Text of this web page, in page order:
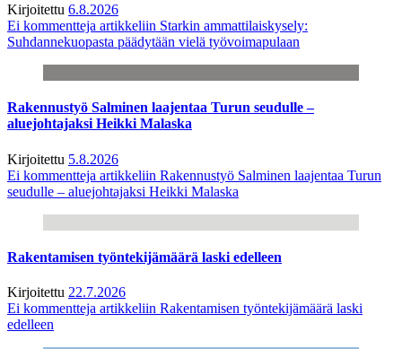
Kirjoitettu 6.8.2026
Ei kommentteja artikkeliin Starkin ammattilaiskysely:
Suhdannekuopasta päädytään vielä työvoimapulaan
Rakennustyö Salminen laajentaa Turun seudulle –
aluejohtajaksi Heikki Malaska
Kirjoitettu 5.8.2026
Ei kommentteja artikkeliin Rakennustyö Salminen laajentaa Turun
seudulle – aluejohtajaksi Heikki Malaska
Rakentamisen työntekijämäärä laski edelleen
Kirjoitettu 22.7.2026
Ei kommentteja artikkeliin Rakentamisen työntekijämäärä laski
edelleen